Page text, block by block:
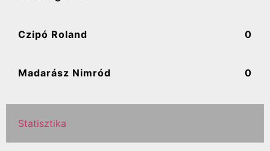
Czipó Roland 0
Madarász Nimród 0
Statisztika